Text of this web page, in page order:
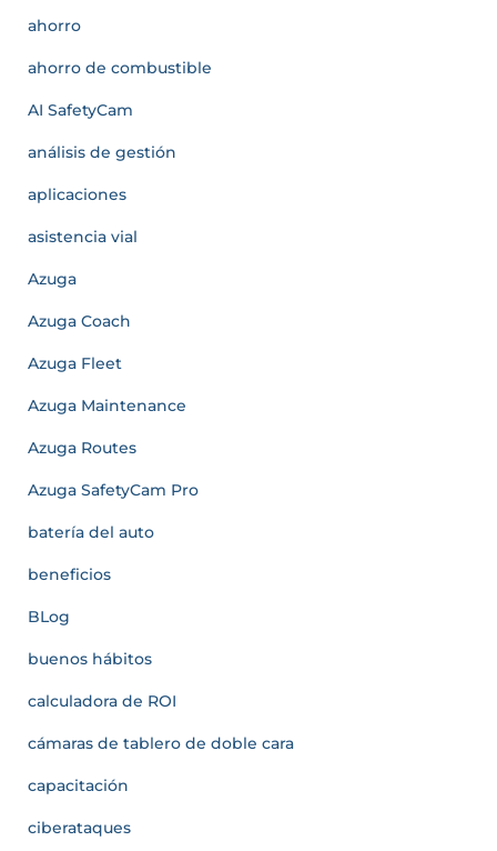
ahorro
ahorro de combustible
AI SafetyCam
análisis de gestión
aplicaciones
asistencia vial
Azuga
Azuga Coach
Azuga Fleet
Azuga Maintenance
Azuga Routes
Azuga SafetyCam Pro
batería del auto
beneficios
BLog
buenos hábitos
calculadora de ROI
cámaras de tablero de doble cara
capacitación
ciberataques